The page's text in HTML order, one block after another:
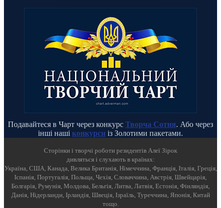
Подавайтеся в Чарт через конкурс Творча Сотня. Або через
інші наші конкурси із Золотими пакетами.
Cторінки і творчі роботи резидентів Алеї Зірок
дивляться і слухають в країнах:
Україна, США, Канада, Велика Британія, Німеччина, Франція, Італія, Греція,
Іспанія, Португалія, Польща, Чехія, Словаччина, Австрія, Швейцарія,
Болгарія, Румунія, Молдова, Бельгія, Литва, Латвія, Естонія, Фінляндія,
Данія, Нідерланди, Ірландія, Швеція, Ізраїль, Туреччина, Японія, Китай
тощо.